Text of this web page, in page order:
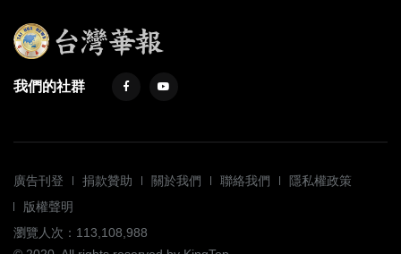
我們的社群
廣告刊登 捐款贊助 關於我們 聯絡我們
隱私權政策
版權聲明
瀏覽人次：113,108,988